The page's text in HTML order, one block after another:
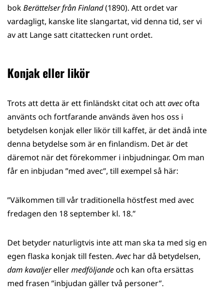
bokBerättelser från Finland(1890). Att ordet var
vardagligt, kanske lite slangartat, vid denna tid, ser vi
av att Lange satt citattecken runt ordet.
Konjak eller likör
Trots att detta är ett finländskt citat och attavecofta
använts och fortfarande används även hos oss i
betydelsen konjak eller likör till kaffet, är det ändå inte
denna betydelse som är en finlandism. Det är det
däremot när det förekommer i inbjudningar. Om man
får en inbjudan ”med avec”, till exempel så här:
”Välkommen till vår traditionella höstfest med avec
fredagen den 18 september kl. 18.”
Det betyder naturligtvis inte att man ska ta med sig en
egen flaska konjak till festen.Avechar då betydelsen,
dam kavaljerellermedföljandeoch kan ofta ersättas
med frasen ”inbjudan gäller två personer”.